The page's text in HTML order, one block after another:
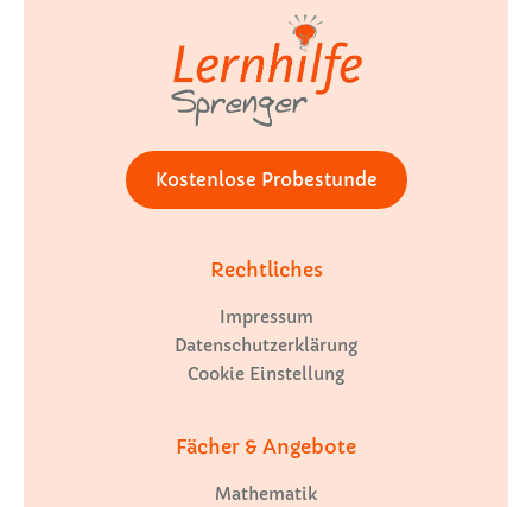
Kostenlose Probestunde
Rechtliches
Impressum
Datenschutzerklärung
Cookie Einstellung
Fächer & Angebote
Mathematik